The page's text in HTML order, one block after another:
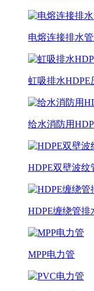
电熔连接排水
虹吸排水HDPE
给水消防用
HDPE双壁波纹
HDPE缠绕管排
MPP电力管